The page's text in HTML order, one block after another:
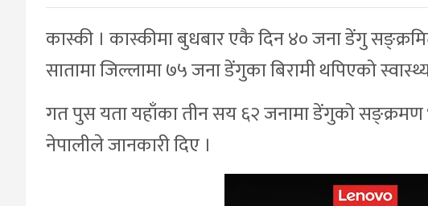
कास्की । कास्कीमा बुधबार एकै दिन ४० जना डेंगु
सातामा जिल्लामा ७५ जना डेंगुका बिरामी थपिएको
गत पुस यता यहाँका तीन सय ६२ जनामा डेंगुको सङ्क्रमण
नेपालीले जानकारी दिए ।